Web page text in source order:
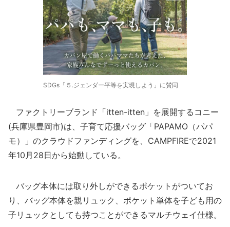
SDGs「５.ジェンダー平等を実現しよう」に賛同
ファクトリーブランド「itten-itten」を展開するコニー
(兵庫県豊岡市)は、子育て応援バッグ「PAPAMO（パパ
モ）」のクラウドファンディングを、CAMPFIREで2021
年10月28日から始動している。
バッグ本体には取り外しができるポケットがついてお
り、バッグ本体を親リュック、ポケット単体を子ども用の
子リュックとしても持つことができるマルチウェイ仕様。